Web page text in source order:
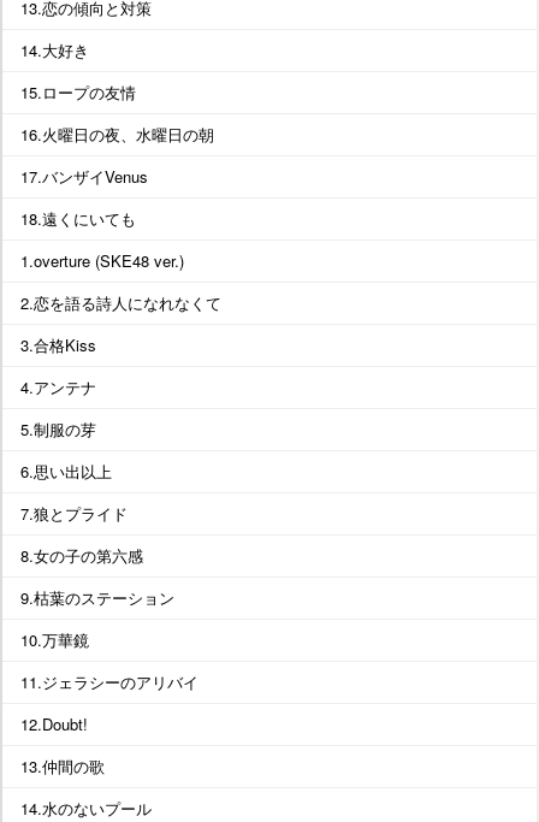
13.恋の傾向と対策
14.大好き
15.ロープの友情
16.火曜日の夜、水曜日の朝
17.バンザイVenus
18.遠くにいても
1.overture (SKE48 ver.)
2.恋を語る詩人になれなくて
3.合格Kiss
4.アンテナ
5.制服の芽
6.思い出以上
7.狼とプライド
8.女の子の第六感
9.枯葉のステーション
10.万華鏡
11.ジェラシーのアリバイ
12.Doubt!
13.仲間の歌
14.水のないプール